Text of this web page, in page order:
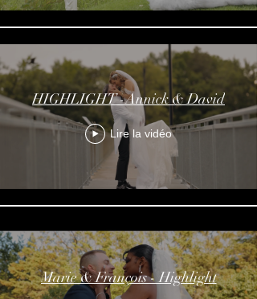
HIGHLIGHT -Annick & David
Lire la vidéo
Marie & François - Highlight